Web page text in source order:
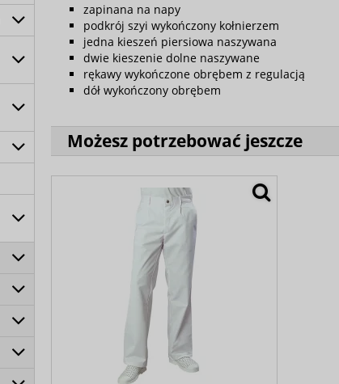
zapinana na napy
podkrój szyi wykończony kołnierzem
jedna kieszeń piersiowa naszywana
dwie kieszenie dolne naszywane
rękawy wykończone obrębem z regulacją
dół wykończony obrębem
Możesz potrzebować jeszcze